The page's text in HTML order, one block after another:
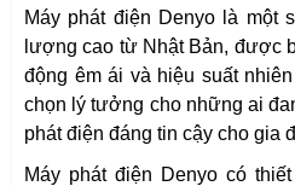
Máy phát điện Denyo là một
lượng cao từ Nhật Bản, được
động êm ái và hiệu suất
chọn lý tưởng cho những ai
phát điện đáng tin cậy cho gia
Máy phát điện Denyo có